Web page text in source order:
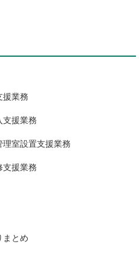
業務
援業務
室設置支援業務
援業務
とめ